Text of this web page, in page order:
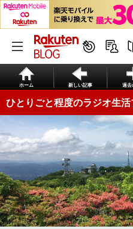
ホーム 新しい記事 過去
ひとりごと程度のラジオ生